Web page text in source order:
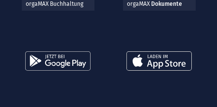
orgaMAX Buchhaltung orgaMAX Dokumente